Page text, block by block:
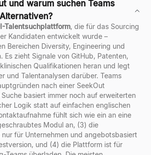
und warum suchen Teams
Talentsuchplattform, die für das Sourcing
Kandidaten entwickelt wurde –
Bereichen Diversity, Engineering und
Es zieht Signale von GitHub, Patenten,
Qualifikationen heran und legt
und Talentanalysen darüber. Teams
nach einer SeekOut
basiert immer noch auf erweiterten
Logik statt auf einfachen englischen
fühlt sich wie ein an eine
Modul an, (3) die
für Unternehmen und angebotsbasiert
und (4) die Plattform ist für